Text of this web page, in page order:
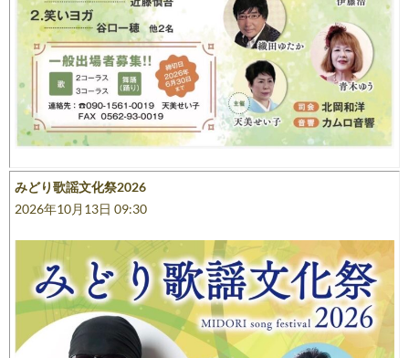
みどり歌謡文化祭2026
2026年10月13日 09:30